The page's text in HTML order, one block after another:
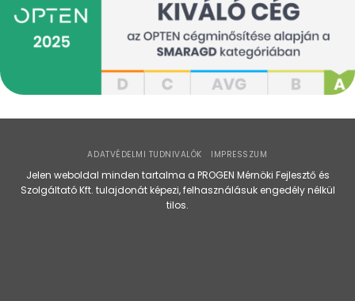
ADATVÉDELMI TUDNIVALÓK IMPRESSZUM
Jelen weboldal minden tartalma a PROGEN Mérnöki Fejlesztő és
Szolgáltató Kft. tulajdonát képezi, felhasználásuk engedély nélkül
tilos.